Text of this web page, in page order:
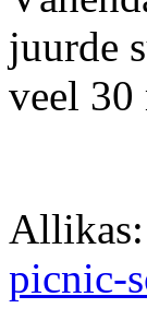
juurde
veel 30
Allikas:
picnic-